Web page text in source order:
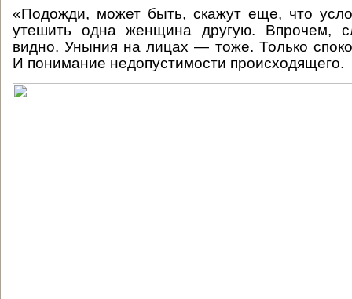
«Подожди, может быть, скажут еще, что
утешить одна женщина другую. Впрочем,
видно. Уныния на лицах — тоже. Только
И понимание недопустимости происходящего.